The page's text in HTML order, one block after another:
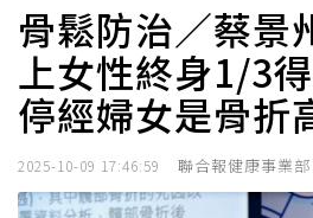
骨鬆防治／蔡景
上女性終身1/3
停經婦女是骨折
2025-10-09 17:46:59 聯合報健康事業